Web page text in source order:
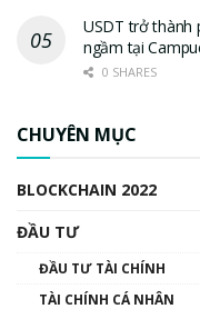
USDT trở thành
ngầm tại
0 SHARES
CHUYÊN MỤC
BLOCKCHAIN 2022
ĐẦU TƯ
ĐẦU TƯ TÀI CHÍNH
TÀI CHÍNH CÁ NHÂN